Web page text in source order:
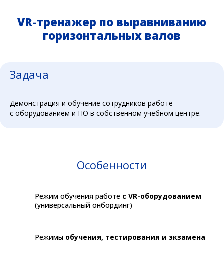
VR-тренажер по выравниванию
горизонтальных валов
Задача
Демонстрация и обучение сотрудников работе
с оборудованием и ПО в собственном учебном центре.
Особенности
Режим обучения работе с VR-оборудованием
(универсальный онбординг)
Режимы обучения, тестирования и экзамена